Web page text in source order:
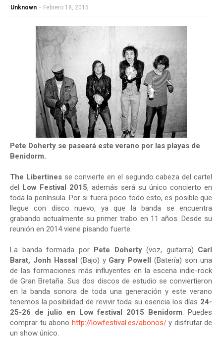
Unknown - Febrero 18, 2015
Pete Doherty se paseará este verano por las playas de
Benidorm.
The Libertinesse convierte en el segundo cabeza del cartel
del Low Festival 2015, además será su único concierto en
toda la península. Por si fuera poco todo esto, es posible que
llegue con disco nuevo, ya que la banda se encuentra
grabando actualmente su primer trabo en 11 años. Desde su
reunión en 2014 viene pisando fuerte.
La banda formada por Pete Doherty(voz, guitarra) Carl
Barat, Jonh Hassal (Bajo) y Gary Powell (Batería) son una
de las formaciones más influyentes en la escena indie-rock
de Gran Bretaña. Sus dos discos de estudio se conviertieron
en la banda sonora de toda una generación y este verano
tenemos la posibilidad de revivir toda su esencia los días 24-
25-26 de julio en Low festival 2015 Benidorm. Puedes
comprar tu abono http://lowfestival.es/abonos/y disfrutar de
un show único.